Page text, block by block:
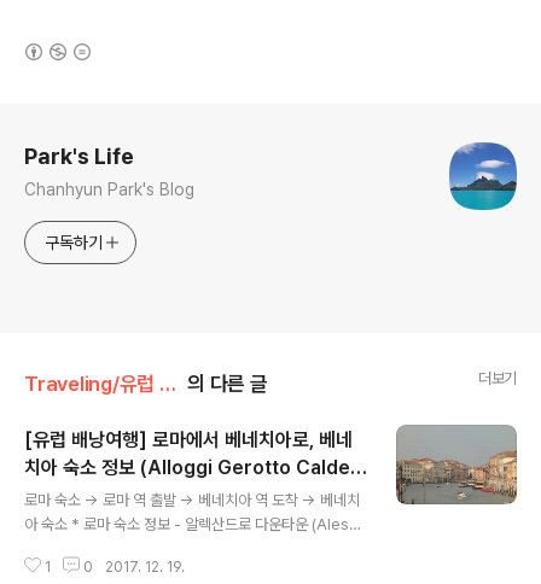
Park's Life
Chanhyun Park's Blog
구독하기
Traveling/유럽 배낭여행(2010) 의 다른 글 더보기
[유럽 배낭여행] 로마에서 베네치아로, 베네
치아 숙소 정보 (Alloggi Gerotto Calder
an) (10.07.13)
로마 숙소 -> 로마 역 출발 -> 베네치아 역 도착 -> 베네치
아 숙소 * 로마 숙소 정보 - 알렉산드로 다운타운 (Alessa
: 호스텔 부커 * 베네치아 숙소 정보 - Alloggi Gerotto
1 0 2017. 12. 19.